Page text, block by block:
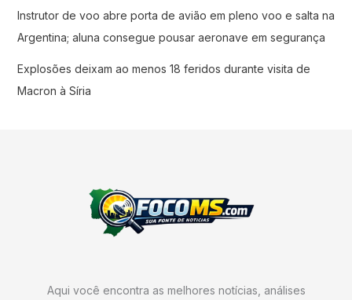
Instrutor de voo abre porta de avião em pleno voo e salta na
Argentina; aluna consegue pousar aeronave em segurança
Explosões deixam ao menos 18 feridos durante visita de
Macron à Síria
Aqui você encontra as melhores notícias, análises